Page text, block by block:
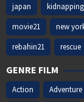
japan
kidnapping
movie21
new
rebahin21
rescue
GENRE FILM
Action Adventure